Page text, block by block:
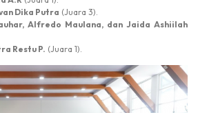
Dika Putra (Juara 3).
Alfredo Maulana, dan Jaida Ashiilah
Restu P. (Juara 1).